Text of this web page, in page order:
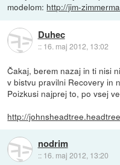
modelom: http://jim-
Duhec
:: 16. maj 2012, 13:02
Čakaj, berem nazaj in ti nisi
v bistvu pravilni Recovery in
Poizkusi najprej to, po vsej
http://
nodrim
:: 16. maj 2012, 13:20